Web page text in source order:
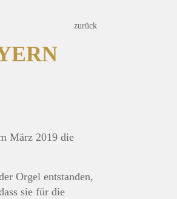
zurück
März 2019 die
Orgel entstanden,
sie für die